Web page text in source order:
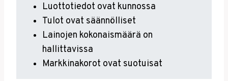
Luottotiedot ovat kunnossa
Tulot ovat säännölliset
Lainojen kokonaismäärä on
hallittavissa
Markkinakorot ovat suotuisat